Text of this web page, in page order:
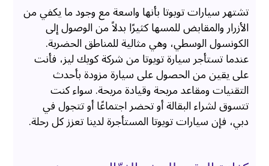
تشتهر سيارات تويوتا بأنها واسعة مع وجود ما يكفي من
الأزرار والمقابض للمسها كثيرًا بدلاً من الوصول إلى
الكونسول الوسطي، وهي مثالية للمناطق الحضرية.
عندما تستأجر سيارة تويوتا من شركة كويك ليز، فأنت
على يقين من الحصول على سيارة مزودة بأحدث
التقنيات ومقاعد مريحة وقيادة مريحة. سواء كنت
تتسوق لشراء البقالة أو تحضر اجتماعًا أو تتجول في
دبي، فإن سيارات تويوتا المستأجرة لدينا تعزز كل رحلة.